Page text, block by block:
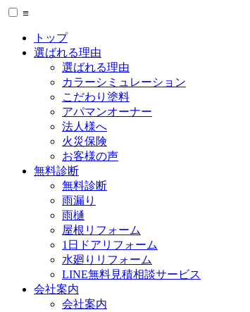
≡
トップ
選ばれる理由
選ばれる理由
カラーシミュレーション
こだわり塗料
アパマンオーナー
法人様へ
火災保険
お客様の声
無料診断
無料診断
雨漏り
雨樋
屋根リフォーム
1日ドアリフォーム
水廻りリフォーム
LINE無料見積相談サービス
会社案内
会社案内